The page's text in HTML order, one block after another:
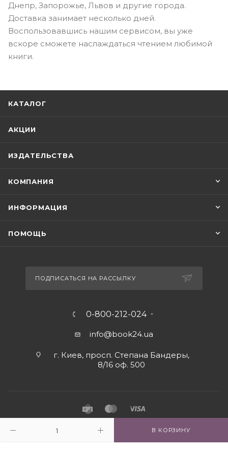
В КОРЗИНУ
Днепр, Запорожье, Львов и другие города.
Доставка занимает несколько дней.
Воспользовавшись нашим сервисом, вы уже
вскоре сможете наслаждаться чтением любимой
книги.
КАТАЛОГ
АКЦИИ
ИЗДАТЕЛЬСТВА
КОМПАНИЯ
ИНФОРМАЦИЯ
ПОМОЩЬ
ПОДПИСАТЬСЯ НА РАССЫЛКУ
0-800-212-024
info@book24.ua
г. Киев, просп. Степана Бандеры,
8/16 оф. 500
2026 © Интернет - магазин книг book24.ua